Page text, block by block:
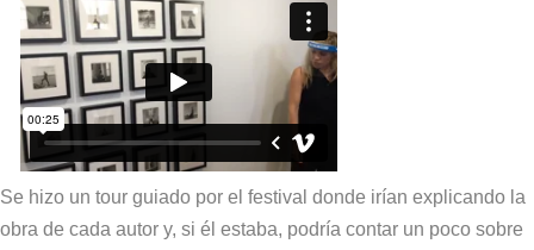
Se hizo un tour guiado por el festival donde irían explicando la
obra de cada autor y, si él estaba, podría contar un poco sobre